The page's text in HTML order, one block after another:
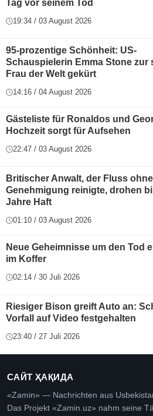
Tag vor seinem Tod
19:34 / 03 August 2026
95-prozentige Schönheit: US-
Schauspielerin Emma Stone zur
Frau der Welt gekürt
14:16 / 04 August 2026
Gästeliste für Ronaldos und
Hochzeit sorgt für Aufsehen
22:47 / 03 August 2026
Britischer Anwalt, der Fluss ohne
Genehmigung reinigte, drohen
Jahre Haft
01:10 / 03 August 2026
Neue Geheimnisse um den Tod
im Koffer
02:14 / 30 Juli 2026
Riesiger Bison greift Auto an:
Vorfall auf Video festgehalten
23:40 / 27 Juli 2026
САЙТ ҲАҚИДА
«Zamin» — Nachrichten aus
Das Projekt «Zamin.uz» nahm seine